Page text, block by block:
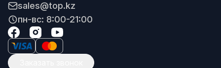
sales@top.kz
пн-вс: 8:00-21:00